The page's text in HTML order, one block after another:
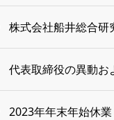
株式会社船井総合研
代表取締役の異動お
2023年年末年始休